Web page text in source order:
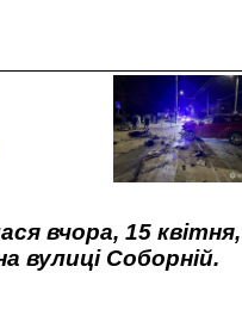
вчора, 15 квітня,
вулиці Соборній.